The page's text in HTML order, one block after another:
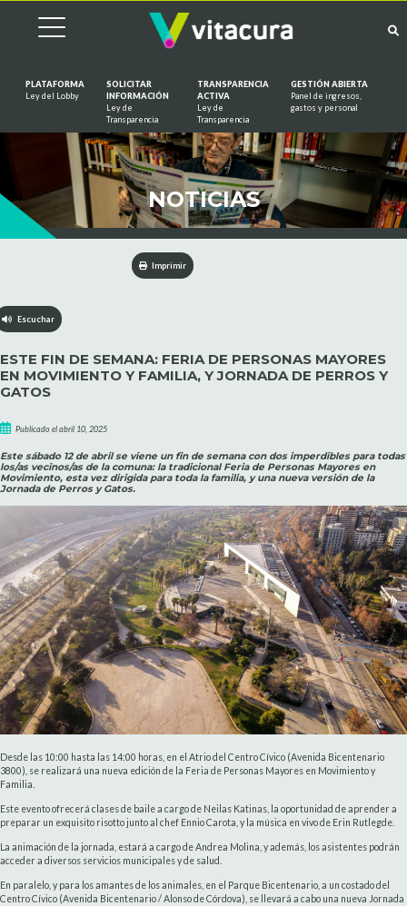
PLATAFORMA
Ley del Lobby
SOLICITAR
INFORMACIÓN
Ley de
Transparencia
TRANSPARENCIA
ACTIVA
Ley de
Transparencia
GESTIÓN ABIERTA
Panel de ingresos,
gastos y personal
NOTICIAS
Imprimir
Escuchar
ESTE FIN DE SEMANA: FERIA DE PERSONAS MAYORES
EN MOVIMIENTO Y FAMILIA, Y JORNADA DE PERROS Y
GATOS
Publicado el abril 10, 2025
Este sábado 12 de abril se viene un fin de semana con dos imperdibles para todas
los/as vecinos/as de la comuna: la tradicional Feria de Personas Mayores en
Movimiento, esta vez dirigida para toda la familia, y una nueva versión de la
Jornada de Perros y Gatos.
Desde las 10:00 hasta las 14:00 horas, en el Atrio del Centro Cívico (Avenida Bicentenario
3800), se realizará una nueva edición de la Feria de Personas Mayores en Movimiento y
Familia.
Este evento ofrecerá clases de baile a cargo de Neilas Katinas, la oportunidad de aprender a
preparar un exquisito risotto junto al chef Ennio Carota, y la música en vivo de Erin Rutlegde.
La animación de la jornada, estará a cargo de Andrea Molina, y además, los asistentes podrán
acceder a diversos servicios municipales y de salud.
En paralelo, y para los amantes de los animales, en el Parque Bicentenario, a un costado del
Centro Cívico (Avenida Bicentenario / Alonso de Córdova), se llevará a cabo una nueva Jornada